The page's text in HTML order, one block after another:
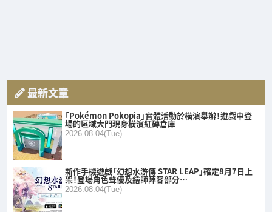
最新文章
「Pokémon Pokopia」實體活動於橫濱舉辦！遊戲中登
場的區域大門現身橫濱紅磚倉庫
2026.08.04(Tue)
新作手機遊戲「幻想水滸傳 STAR LEAP」確定8月7日上
架！登場角色聲優及繪師陣容部分…
2026.08.04(Tue)